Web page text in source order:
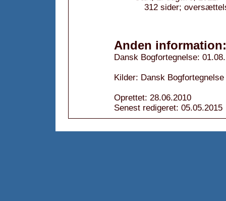
312 sider;
Anden information:
Dansk Bogfortegnelse:
Kilder: Dansk Bogfortegnelse
Oprettet: 28.06.2010
Senest redigeret: 05.05.2015